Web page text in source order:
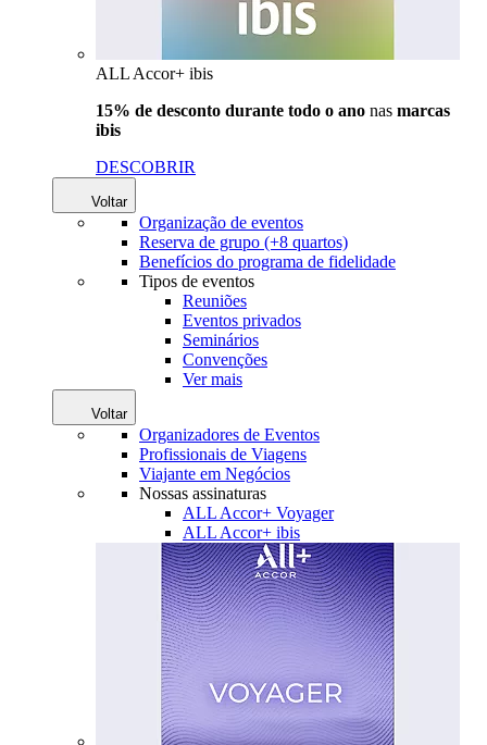
ALL Accor+ ibis
15% de desconto durante todo o ano nas marcas
ibis
DESCOBRIR
Voltar
Organização de eventos
Reserva de grupo (+8 quartos)
Benefícios do programa de fidelidade
Tipos de eventos
Reuniões
Eventos privados
Seminários
Convenções
Ver mais
Voltar
Organizadores de Eventos
Profissionais de Viagens
Viajante em Negócios
Nossas assinaturas
ALL Accor+ Voyager
ALL Accor+ ibis